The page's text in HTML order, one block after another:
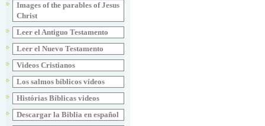
Images of the parables of Jesus
Christ
Leer el Antiguo Testamento
Leer el Nuevo Testamento
Videos Cristianos
Los salmos bíblicos vídeos
Histórias Bíblicas videos
Descargar la Biblia en español